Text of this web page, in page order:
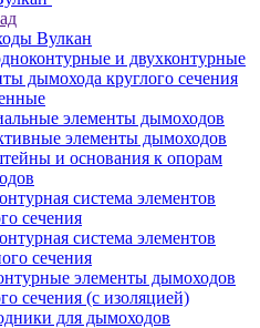
Вулкан
и двухконтурные
дымохода круглого сечения
элементы дымоходов
элементы дымоходов
и основания к опорам
система элементов
сечения
система элементов
сечения
элементы дымоходов
сечения (с изоляцией)
для дымоходов